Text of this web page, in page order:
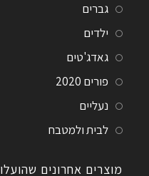
גברים
ילדים
גאדג'טים
פורים 2020
נעליים
לבית ולמטבח
מוצרים אחרונים שהועלו